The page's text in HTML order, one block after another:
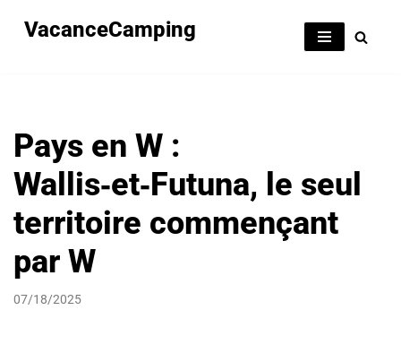
VacanceCamping
Pays en W :
Wallis‑et‑Futuna, le seul
territoire commençant
par W
07/18/2025